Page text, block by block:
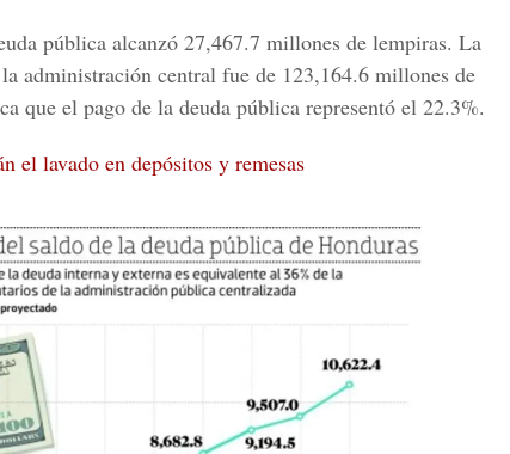
pública alcanzó 27,467.7 millones de lempiras. La
administración central fue de 123,164.6 millones de
que el pago de la deuda pública representó el 22.3%.
el lavado en depósitos y remesas